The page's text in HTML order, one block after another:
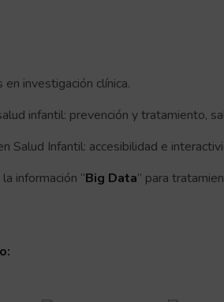
investigación clínica.
infantil: prevención y tratamiento,
Salud Infantil: accesibilidad e
información “Big Data” para